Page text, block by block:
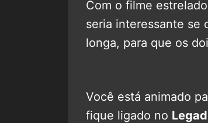
Com o filme
seria interessante se
longa, para que os
Você está animado
fique ligado no